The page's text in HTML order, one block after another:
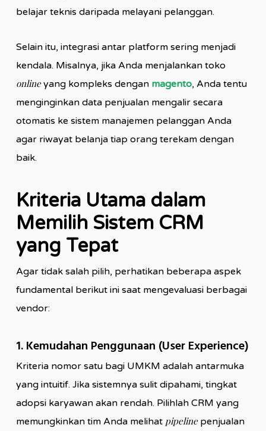
belajar teknis daripada melayani pelanggan.
Selain itu, integrasi antar platform sering menjadi
kendala. Misalnya, jika Anda menjalankan toko
onlineyang kompleks dengan magento, Anda tentu
menginginkan data penjualan mengalir secara
otomatis ke sistem manajemen pelanggan Anda
agar riwayat belanja tiap orang terekam dengan
baik.
Kriteria Utama dalam
Memilih Sistem CRM
yang Tepat
Agar tidak salah pilih, perhatikan beberapa aspek
fundamental berikut ini saat mengevaluasi berbagai
vendor:
1. Kemudahan Penggunaan (User Experience)
Kriteria nomor satu bagi UMKM adalah antarmuka
yang intuitif. Jika sistemnya sulit dipahami, tingkat
adopsi karyawan akan rendah. Pilihlah CRM yang
memungkinkan tim Anda melihat pipelinepenjualan